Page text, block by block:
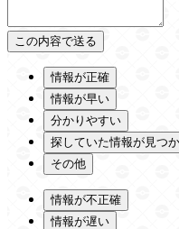
情報が正確
情報が早い
分かりやすい
探していた情報が見つ
その他
情報が不正確
情報が遅い